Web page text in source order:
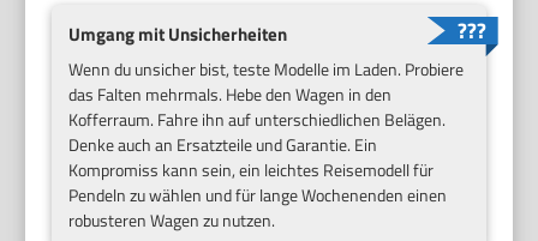
Umgang mit Unsicherheiten
Wenn du unsicher bist, teste Modelle im Laden. Probiere
das Falten mehrmals. Hebe den Wagen in den
Kofferraum. Fahre ihn auf unterschiedlichen Belägen.
Denke auch an Ersatzteile und Garantie. Ein
Kompromiss kann sein, ein leichtes Reisemodell für
Pendeln zu wählen und für lange Wochenenden einen
robusteren Wagen zu nutzen.